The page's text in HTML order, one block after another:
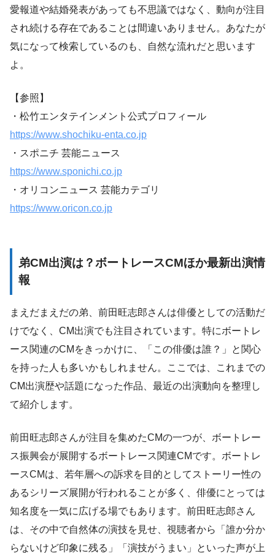
愛報道や結婚発表があっても不思議ではなく、動向が注目
され続ける存在であることは間違いありません。あなたが
気になって検索しているのも、自然な流れだと思います
よ。
【参照】
・松竹エンタテインメント公式プロフィール
https://www.shochiku-enta.co.jp
・スポニチ 芸能ニュース
https://www.sponichi.co.jp
・オリコンニュース 芸能カテゴリ
https://www.oricon.co.jp
弟CM出演は？ボートレースCMほか最新出演情
報
まえだまえだの弟、前田旺志郎さんは俳優としての活動だ
けでなく、CM出演でも注目されています。特にボートレ
ース関連のCMをきっかけに、「この俳優は誰？」と関心
を持った人も多いかもしれません。ここでは、これまでの
CM出演歴や話題になった作品、最近の出演動向を整理し
て紹介します。
前田旺志郎さんが注目を集めたCMの一つが、ボートレー
ス振興会が展開するボートレース関連CMです。ボートレ
ースCMは、若年層への訴求を目的としてストーリー性の
あるシリーズ展開が行われることが多く、俳優にとっては
知名度を一気に広げる場でもあります。前田旺志郎さん
は、その中で自然体の演技を見せ、視聴者から「誰か分か
らないけど印象に残る」「演技がうまい」といった声が上